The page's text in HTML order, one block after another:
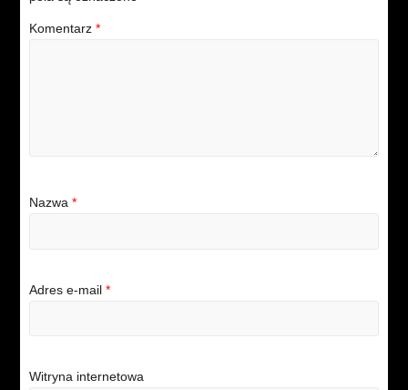
Komentarz *
Nazwa *
Adres e-mail *
Witryna internetowa